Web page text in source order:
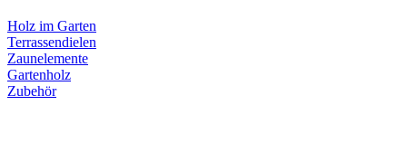
Holz im Garten
Terrassendielen
Zaunelemente
Gartenholz
Zubehör